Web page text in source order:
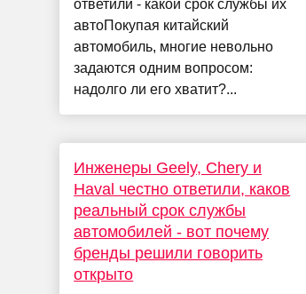
ответили - какой срок службы их
автоПокупая китайский
автомобиль, многие невольно
задаются одним вопросом:
надолго ли его хватит?...
Инженеры Geely, Chery и
Haval честно ответили, каков
реальный срок службы
автомобилей - вот почему
бренды решили говорить
открыто